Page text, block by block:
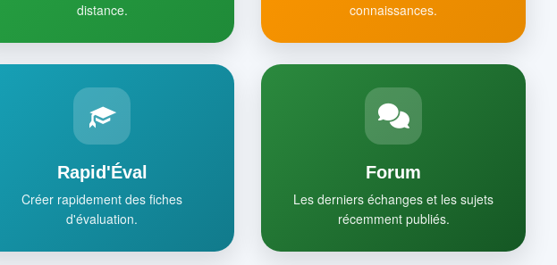
distance.
connaissances.
Rapid'Éval
Créer rapidement des fiches
d'évaluation.
Forum
Les derniers échanges et les sujets
récemment publiés.